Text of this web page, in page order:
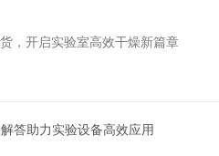
答助力实验设备高效应用